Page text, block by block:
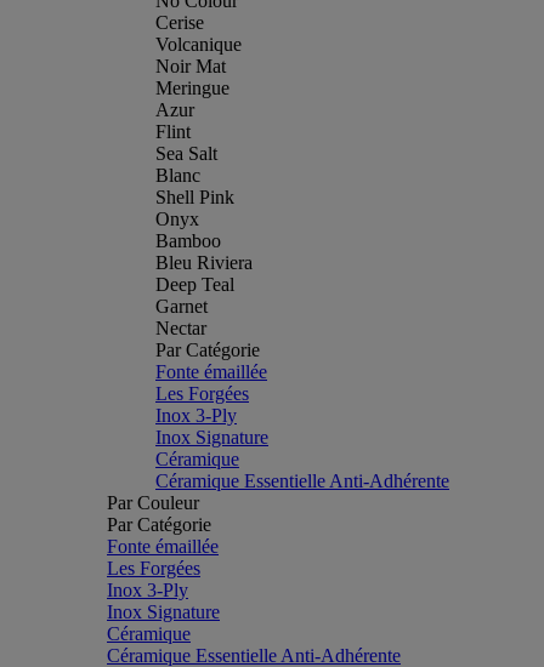
Cerise
Volcanique
Noir Mat
Meringue
Azur
Flint
Sea Salt
Blanc
Shell Pink
Onyx
Bamboo
Bleu Riviera
Deep Teal
Garnet
Nectar
Par Catégorie
Fonte émaillée
Les Forgées
Inox 3-Ply
Inox Signature
Céramique
Céramique Essentielle Anti-Adhérente
Par Couleur
Par Catégorie
Fonte émaillée
Les Forgées
Inox 3-Ply
Inox Signature
Céramique
Céramique Essentielle Anti-Adhérente